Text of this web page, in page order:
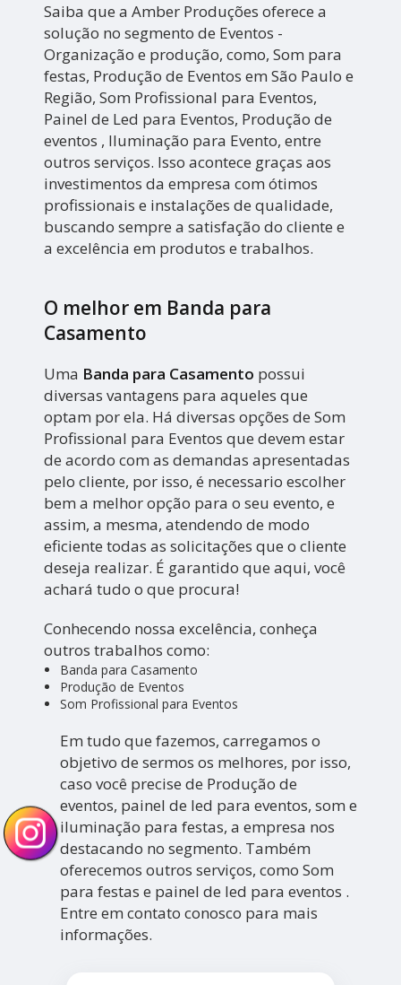
Saiba que a Amber Produções oferece a
solução no segmento de Eventos -
Organização e produção, como, Som para
festas, Produção de Eventos em São Paulo e
Região, Som Profissional para Eventos,
Painel de Led para Eventos, Produção de
eventos , Iluminação para Evento, entre
outros serviços. Isso acontece graças aos
investimentos da empresa com ótimos
profissionais e instalações de qualidade,
buscando sempre a satisfação do cliente e
a excelência em produtos e trabalhos.
O melhor em Banda para
Casamento
Uma Banda para Casamento possui
diversas vantagens para aqueles que
optam por ela. Há diversas opções de Som
Profissional para Eventos que devem estar
de acordo com as demandas apresentadas
pelo cliente, por isso, é necessario escolher
bem a melhor opção para o seu evento, e
assim, a mesma, atendendo de modo
eficiente todas as solicitações que o cliente
deseja realizar. É garantido que aqui, você
achará tudo o que procura!
Conhecendo nossa excelência, conheça
outros trabalhos como:
Banda para Casamento
Produção de Eventos
Som Profissional para Eventos
Em tudo que fazemos, carregamos o
objetivo de sermos os melhores, por isso,
caso você precise de Produção de
eventos, painel de led para eventos, som e
iluminação para festas, a empresa nos
destacando no segmento. Também
oferecemos outros serviços, como Som
para festas e painel de led para eventos .
Entre em contato conosco para mais
informações.